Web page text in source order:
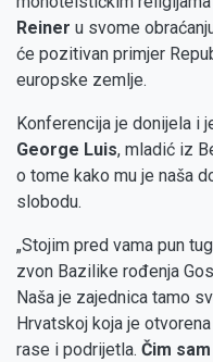
Reiner u svome
će pozitivan primjer
europske zemlje.
Konferencija je donijela i
George Luis, mladić iz
o tome kako mu je naša
slobodu.
„Stojim pred vama pun
zvon Bazilike rođenja
Naša je zajednica tamo
Hrvatskoj koja je
rase i podrijetla. Čim